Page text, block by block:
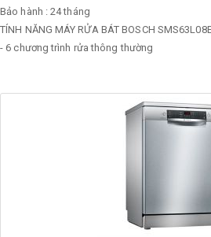
Bảo hành : 24 tháng
TÍNH NĂNG MÁY RỬA BÁT BOSCH
- 6 chương trình rửa thông thường